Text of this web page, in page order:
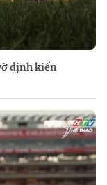
định kiến